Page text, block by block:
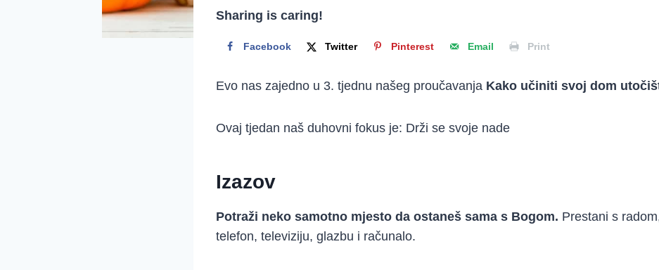
Sharing is caring!
Facebook Twitter Pinterest Email Print
Evo nas zajedno u 3. tjednu našeg proučavanja Kako učiniti svoj dom
Ovaj tjedan naš duhovni fokus je: Drži se svoje nade
Izazov
Potraži neko samotno mjesto da ostaneš sama s Bogom. Prestani s
telefon, televiziju, glazbu i računalo.